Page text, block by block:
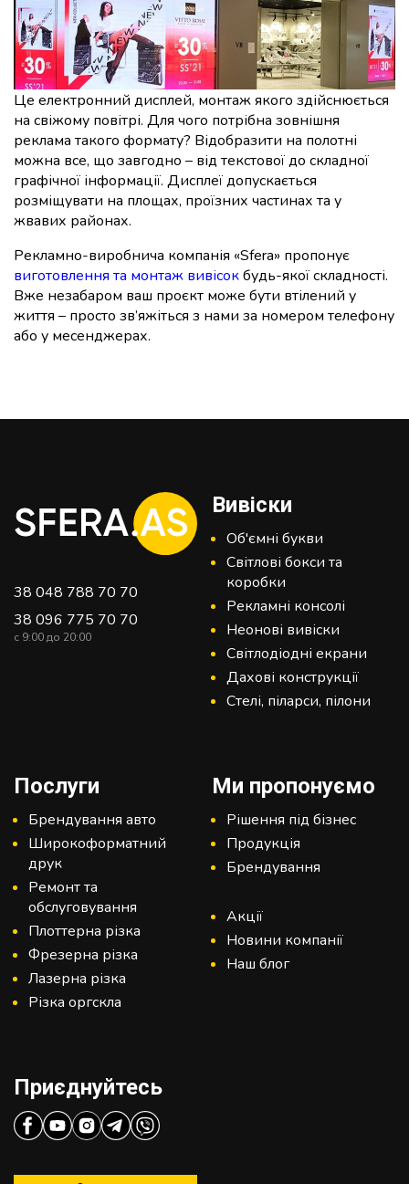
Це електронний дисплей, монтаж якого здійснюється
на свіжому повітрі. Для чого потрібна зовнішня
реклама такого формату? Відобразити на полотні
можна все, що завгодно – від текстової до складної
графічної інформації. Дисплеї допускається
розміщувати на площах, проїзних частинах та у
жвавих районах.
Рекламно-виробнича компанія «Sfera» пропонує
виготовлення та монтаж вивісокбудь-якої складності.
Вже незабаром ваш проєкт може бути втілений у
життя – просто зв’яжіться з нами за номером телефону
або у месенджерах.
38 048 788 70 70
38 096 775 70 70
c 9:00 до 20:00
Вивіски
Об'ємні букви
Світлові бокси та
коробки
Рекламні консолі
Неонові вивіски
Світлодіодні екрани
Дахові конструкції
Стелі, піларси, пілони
Послуги
Брендування авто
Широкоформатний
друк
Ремонт та
обслуговування
Плоттерна різка
Фрезерна різка
Лазерна різка
Різка оргскла
Ми пропонуємо
Рішення під бізнес
Продукція
Брендування
Акції
Новини компанії
Наш блог
Приєднуйтесь